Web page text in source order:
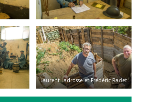
Laurent Ladrosse et Frédéric Radet